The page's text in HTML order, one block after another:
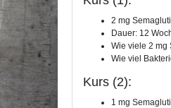
2 mg
Dauer: 12
Wie viele 2 mg
Wie viel
Kurs (2):
1 mg